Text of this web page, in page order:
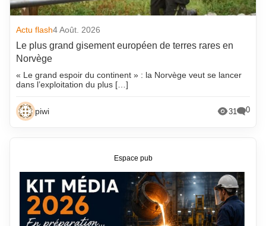
Actu flash4 Août. 2026
Le plus grand gisement européen de terres rares en
Norvège
« Le grand espoir du continent » : la Norvège veut se lancer
dans l’exploitation du plus […]
piwi 31 0
Espace pub